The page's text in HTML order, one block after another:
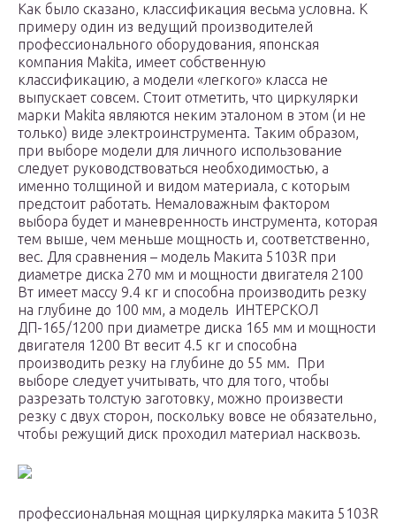
Как было сказано, классификация весьма условна. К
примеру один из ведущий производителей
профессионального оборудования, японская
компания Makita, имеет собственную
классификацию, а модели «легкого» класса не
выпускает совсем. Стоит отметить, что циркулярки
марки Makita являются неким эталоном в этом (и не
только) виде электроинструмента. Таким образом,
при выборе модели для личного использование
следует руководствоваться необходимостью, а
именно толщиной и видом материала, с которым
предстоит работать. Немаловажным фактором
выбора будет и маневренность инструмента, которая
тем выше, чем меньше мощность и, соответственно,
вес. Для сравнения – модель Макита 5103R при
диаметре диска 270 мм и мощности двигателя 2100
Вт имеет массу 9.4 кг и способна производить резку
на глубине до 100 мм, а модель ИНТЕРСКОЛ
ДП-165/1200 при диаметре диска 165 мм и мощности
двигателя 1200 Вт весит 4.5 кг и способна
производить резку на глубине до 55 мм. При
выборе следует учитывать, что для того, чтобы
разрезать толстую заготовку, можно произвести
резку с двух сторон, поскольку вовсе не обязательно,
чтобы режущий диск проходил материал насквозь.
профессиональная мощная циркулярка макита 5103R